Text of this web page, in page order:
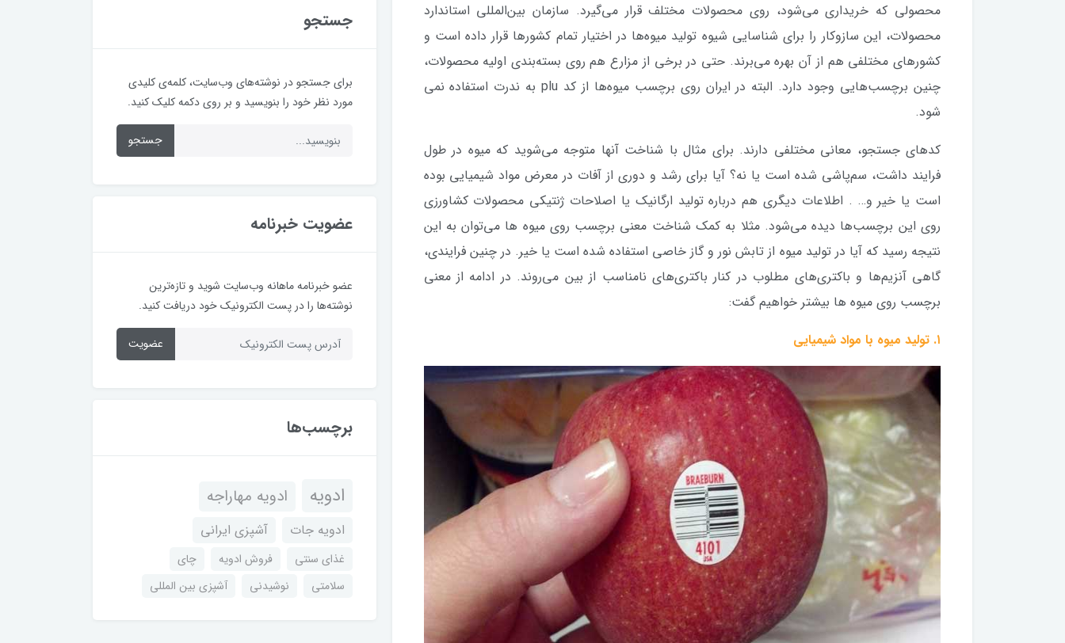
محصولی که خریداری می‌شود، روی محصولات مختلف قرار می‌گیرد. سازمان بین‌المللی استاندارد
محصولات، این سازوکار را برای شناسایی شیوه تولید میوه‌ها در اختیار تمام کشورها قرار داده است و
کشورهای مختلفی هم از آن بهره می‌برند. حتی در برخی از مزارع هم روی بسته‌بندی اولیه محصولات،
چنین برچسب‌هایی وجود دارد. البته در ایران روی برچسب میوه‌ها از کد plu به ندرت استفاده نمی
شود.
کدهای جستجو، معانی مختلفی دارند. برای مثال با شناخت آنها متوجه می‌شوید که میوه در طول
فرایند داشت، سم‌پاشی شده است یا نه؟ آیا برای رشد و دوری از آفات در معرض مواد شیمیایی بوده
است یا خیر و… . اطلاعات دیگری هم درباره تولید ارگانیک یا اصلاحات ژنتیکی محصولات کشاورزی
روی این برچسب‌ها دیده می‌شود. مثلا به کمک شناخت معنی برچسب روی میوه ها می‌توان به این
نتیجه رسید که آیا در تولید میوه از تابش نور و گاز خاصی استفاده شده است یا خیر. در چنین فرایندی،
گاهی آنزیم‌ها و باکتری‌های مطلوب در کنار باکتری‌های نامناسب از بین می‌روند. در ادامه از معنی
برچسب روی میوه ها بیشتر خواهیم گفت:
۱. تولید میوه با مواد شیمیایی
جستجو
برای جستجو در نوشته‌های وب‌سایت، کلمه‌ی کلیدی
مورد نظر خود را بنویسید و بر روی دکمه کلیک کنید.
جستجو
عضویت خبرنامه
عضو خبرنامه ماهانه وب‌سایت شوید و تازه‌ترین
نوشته‌ها را در پست الکترونیک خود دریافت کنید.
عضویت
برچسب‌ها
ادویه ادویه مهاراجه
ادویه جات آشپزی ایرانی
غذای سنتی فروش ادویه
چای
سلامتی
نوشیدنی آشپزی بین المللی